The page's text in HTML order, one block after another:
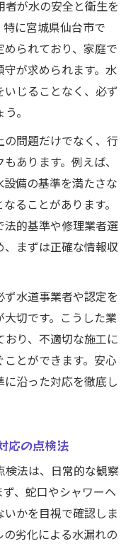
が水の安全と衛生を
に宮城県仙台市で
られており、家庭で
が求められます。水
じることなく、必ず
。
問題だけでなく、行
あります。例えば、
備の基準を満たさな
ることがあります。
的基準や修理業者選
まずは正確な情報収
水道事業者や認定を
切です。こうした業
り、不適切な施工に
とができます。安心
沿った対応を徹底し
応の点検法
法は、日常的な観察
、蛇口やシャワーヘ
かを目視で確認しま
劣化による水漏れの